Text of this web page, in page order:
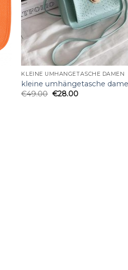
KLEINE UMHÄNGETASCHE DAMEN
kleine umhängetasche
€49.00 €28.00